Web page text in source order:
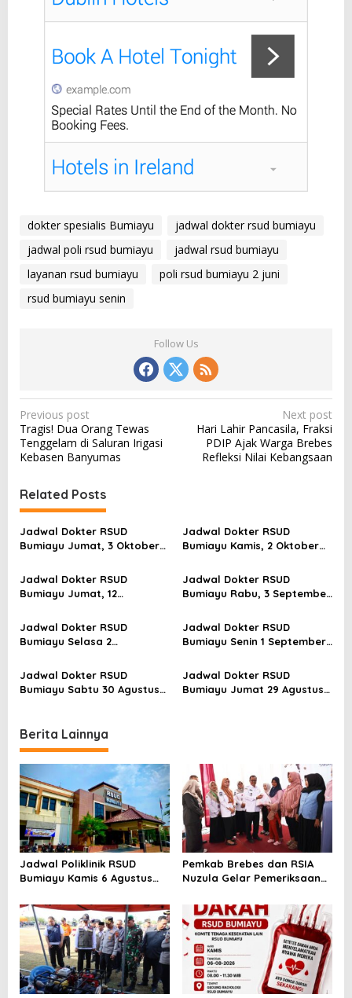
dokter spesialis Bumiayu
jadwal dokter rsud bumiayu
jadwal poli rsud bumiayu
jadwal rsud bumiayu
layanan rsud bumiayu
poli rsud bumiayu 2 juni
rsud bumiayu senin
Follow Us
P
o
s
n
a
v
g
t
o
n
Previous post
Tragis! Dua Orang Tewas
Tenggelam di Saluran Irigasi
Kebasen Banyumas
Next post
Hari Lahir Pancasila, Fraksi
PDIP Ajak Warga Brebes
Refleksi Nilai Kebangsaan
Related Posts
Jadwal Dokter RSUD
Bumiayu Jumat, 3 Oktober
dengan Fasilitas Modern
Jadwal Dokter RSUD
Bumiayu Kamis, 2 Oktober
Semua Poli
Jadwal Dokter RSUD
Bumiayu Jumat, 12
Siap Layani Pasien
Jadwal Dokter RSUD
Bumiayu Rabu, 3 September
Semua Polie
Jadwal Dokter RSUD
Bumiayu Selasa 2
Semua Poliklinik
Jadwal Dokter RSUD
Bumiayu Senin 1 September
Poliklinik
Jadwal Dokter RSUD
Bumiayu Sabtu 30 Agustus
Jadwal Dokter RSUD
Bumiayu Jumat 29 Agustus
Berita Lainnya
Jadwal Poliklinik RSUD
Bumiayu Kamis 6 Agustus
Dokter Sebelum Berkunjung
Pemkab Brebes dan RSIA
Nuzula Gelar Pemeriksaan
Perkuat Kesehatan Ibu dan
Bayi